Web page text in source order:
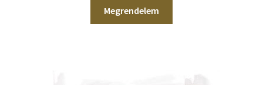
Megrendelem